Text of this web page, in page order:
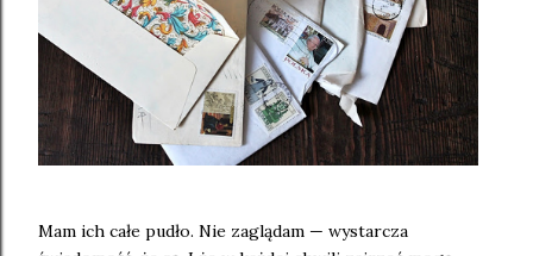
Mam ich całe pudło. Nie zaglądam — wystarcza